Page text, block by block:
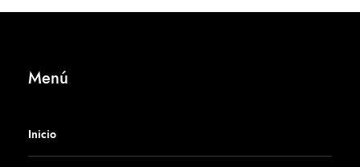
Menú
Inicio